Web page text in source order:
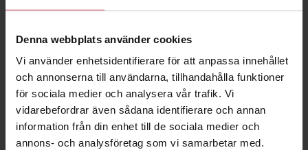
Denna webbplats använder cookies
Vi använder enhetsidentifierare för att anpassa innehållet
och annonserna till användarna, tillhandahålla funktioner
för sociala medier och analysera vår trafik. Vi
vidarebefordrar även sådana identifierare och annan
information från din enhet till de sociala medier och
annons- och analysföretag som vi samarbetar med.
Norrtälje sjukhus,
bårhus
Norrtälje
Havnehusene
Århus